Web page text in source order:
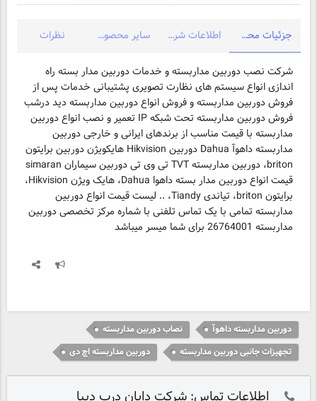
جزئیات محصول اطلاعات شرکت سایر محصولات شرکت نظرات
شرکت نصب دوربین مداربسته و خدمات دوربین مدار بسته راه
اندازی انواع سیستم های نظارت تصویری پشتیبانی خدمات پس از
فروش دوربین مداربسته و فروش انواع دوربین مداربسته دید درشب
فروش دوربین مداربسته تحت شبکه IP تعمیر و نصب انواع دوربین
مداربسته با قیمت مناسب از برندهای ایرانی و خارجی دوربین
مداربسته داهوآ Dahua دوربین Hikvision هایکویژن دوربین برایتون
briton، دوربین مداربسته TVT تی وی تی دوربین سیماران simaran
قیمت انواع دوربین‌ مدار بسته داهوا Dahua، هایک ویژن Hikvision،
برایتون briton، تیاندی Tiandy، .. لیست قیمت انواع دوربین
مداربسته تمامی با یک تماس تلفنی با شماره مرکز تخصصی دوربین
مداربسته 26764001 برای شما میسر میباشد
دوربین مداربسته داهوآ
نصاب دوربین مداربسته
تجهیزات جانبی دوربین مداربسته
دوربین مداربسته اچ دی